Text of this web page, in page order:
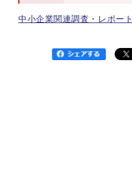
中小企業関連調査・レポート